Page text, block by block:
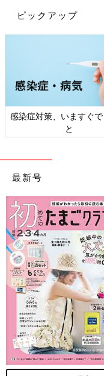
出典：Instagramアカウント「
モノトーンが好きだと
リーをセレクト！モノ
ていて、統一感のある
アとの相性もピッタリ
ずっと欲しかった
出典：Instagramアカウント
kana.shiiiさんは引っ越
「Alsace（アルザス）
と。本物の木のような
ピックアップ
感染症対策、いますぐで
と
最新号